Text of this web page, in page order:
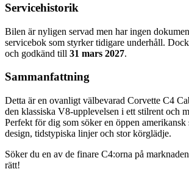
Servicehistorik
Bilen är nyligen servad men har ingen
servicebok som styrker tidigare underhåll.
och godkänd till 31 mars 2027.
Sammanfattning
Detta är en ovanligt välbevarad Corvette C4
den klassiska V8-upplevelsen i ett stilrent och
Perfekt för dig som söker en öppen
design, tidstypiska linjer och stor körglädje.
Söker du en av de finare C4:orna på
rätt!